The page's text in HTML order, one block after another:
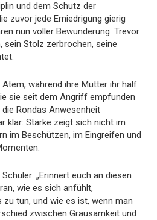
und dem Schutz der
zuvor jede Erniedrigung gierig
nun voller Bewunderung. Trevor
sein Stolz zerbrochen, seine
während ihre Mutter ihr half
sie seit dem Angriff empfunden
Rondas Anwesenheit
klar: Stärke zeigt sich nicht im
im Beschützen, im Eingreifen und
„Erinnert euch an diesen
wie es sich anfühlt,
tun, und wie es ist, wenn man
zwischen Grausamkeit und